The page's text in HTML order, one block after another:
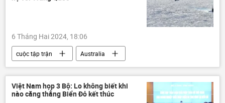
6 Tháng Hai 2024, 18:06
cuộc tập trận
Australia
Trung Quốc
Nhật Bản
Thế giới
Quan điểm-Ý kiến
quan hệ
Đài Loan
chuyên gia
Việt Nam họp 3 Bộ: Lo không biết khi
nào căng thẳng Biển Đỏ kết thúc